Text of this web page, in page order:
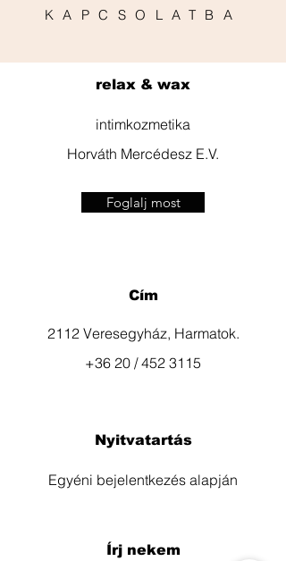
KAPCSOLATBA
relax & wax
intimkozmetika
Horváth Mercédesz E.V.
Foglalj most
Cím
2112 Veresegyház, Harmatok.
+36 20 / 452 3115
Nyitvatartás
Egyéni bejelentkezés alapján
Írj nekem